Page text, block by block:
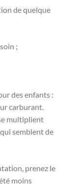
de quelque
;
des enfants :
carburant.
multiplient
semblent de
prenez le
moins